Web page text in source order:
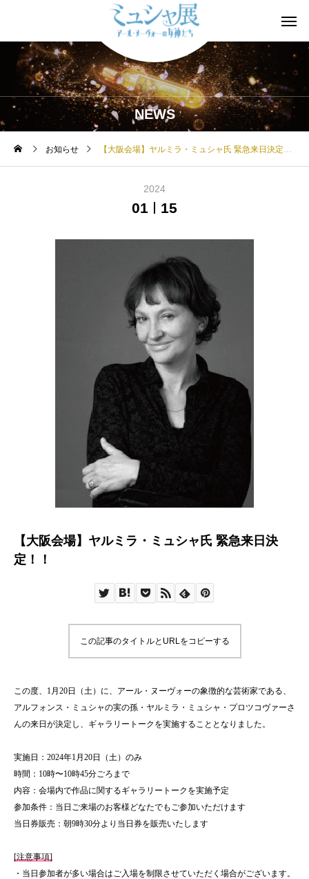
NEWS
お知らせ 【大阪会場】ヤルミラ・ミュシャ氏 緊急来日決定！！
2024
01 15
【大阪会場】ヤルミラ・ミュシャ氏 緊急来日決
定！！
この記事のタイトルとURLをコピーする
この度、1月20日（土）に、アール・ヌーヴォーの象徴的な芸術家である、
アルフォンス・ミュシャの実の孫・ヤルミラ・ミュシャ・プロツコヴァーさ
んの来日が決定し、ギャラリートークを実施することとなりました。
実施日：2024年1月20日（土）のみ
時間：10時〜10時45分ごろまで
内容：会場内で作品に関するギャラリートークを実施予定
参加条件：当日ご来場のお客様どなたでもご参加いただけます
当日券販売：朝9時30分より当日券を販売いたします
[注意事項]
・当日参加者が多い場合はご入場を制限させていただく場合がございます。